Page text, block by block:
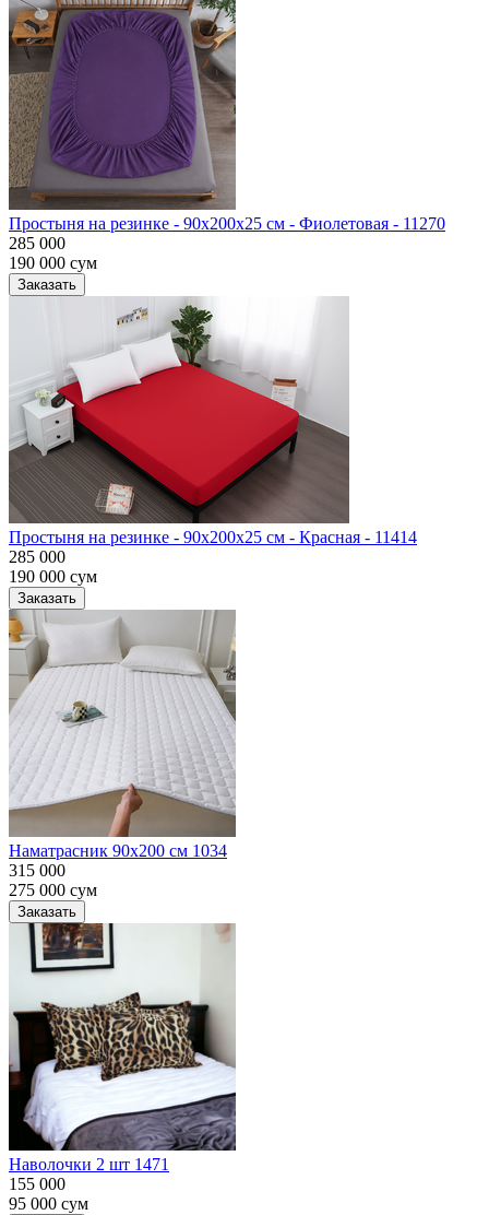
Простыня на резинке - 90x200x25 cм - Фиолетовая - 11270
285 000
190 000 сум
Заказать
Простыня на резинке - 90x200x25 cм - Красная - 11414
285 000
190 000 сум
Заказать
Наматрасник 90х200 см 1034
315 000
275 000 сум
Заказать
Наволочки 2 шт 1471
155 000
95 000 сум